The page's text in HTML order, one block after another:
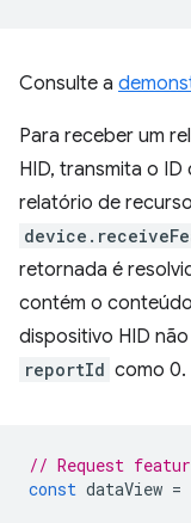
Consulte a
Para receber um
HID, transmita o
relatório de
retornada é
contém o
dispositivo HID
reportId como 0.
// Request
const dataView =